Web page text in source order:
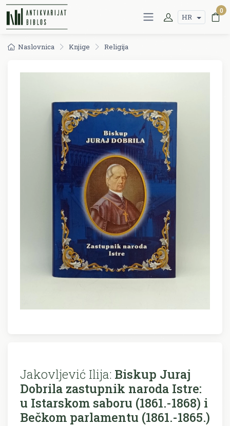
HR
0
Naslovnica Knjige Religija
Jakovljević Ilija: Biskup Juraj
Dobrila zastupnik naroda Istre:
u Istarskom saboru (1861.-1868) i
Bečkom parlamentu (1861.-1865.)